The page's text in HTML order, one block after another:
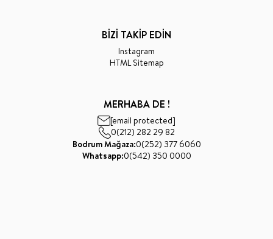
BİZİ TAKİP EDİN
Instagram
HTML Sitemap
MERHABA DE !
[email protected]
0(212) 282 29 82
Bodrum Mağaza:0(252) 377 6060
Whatsapp:0(542) 350 0000